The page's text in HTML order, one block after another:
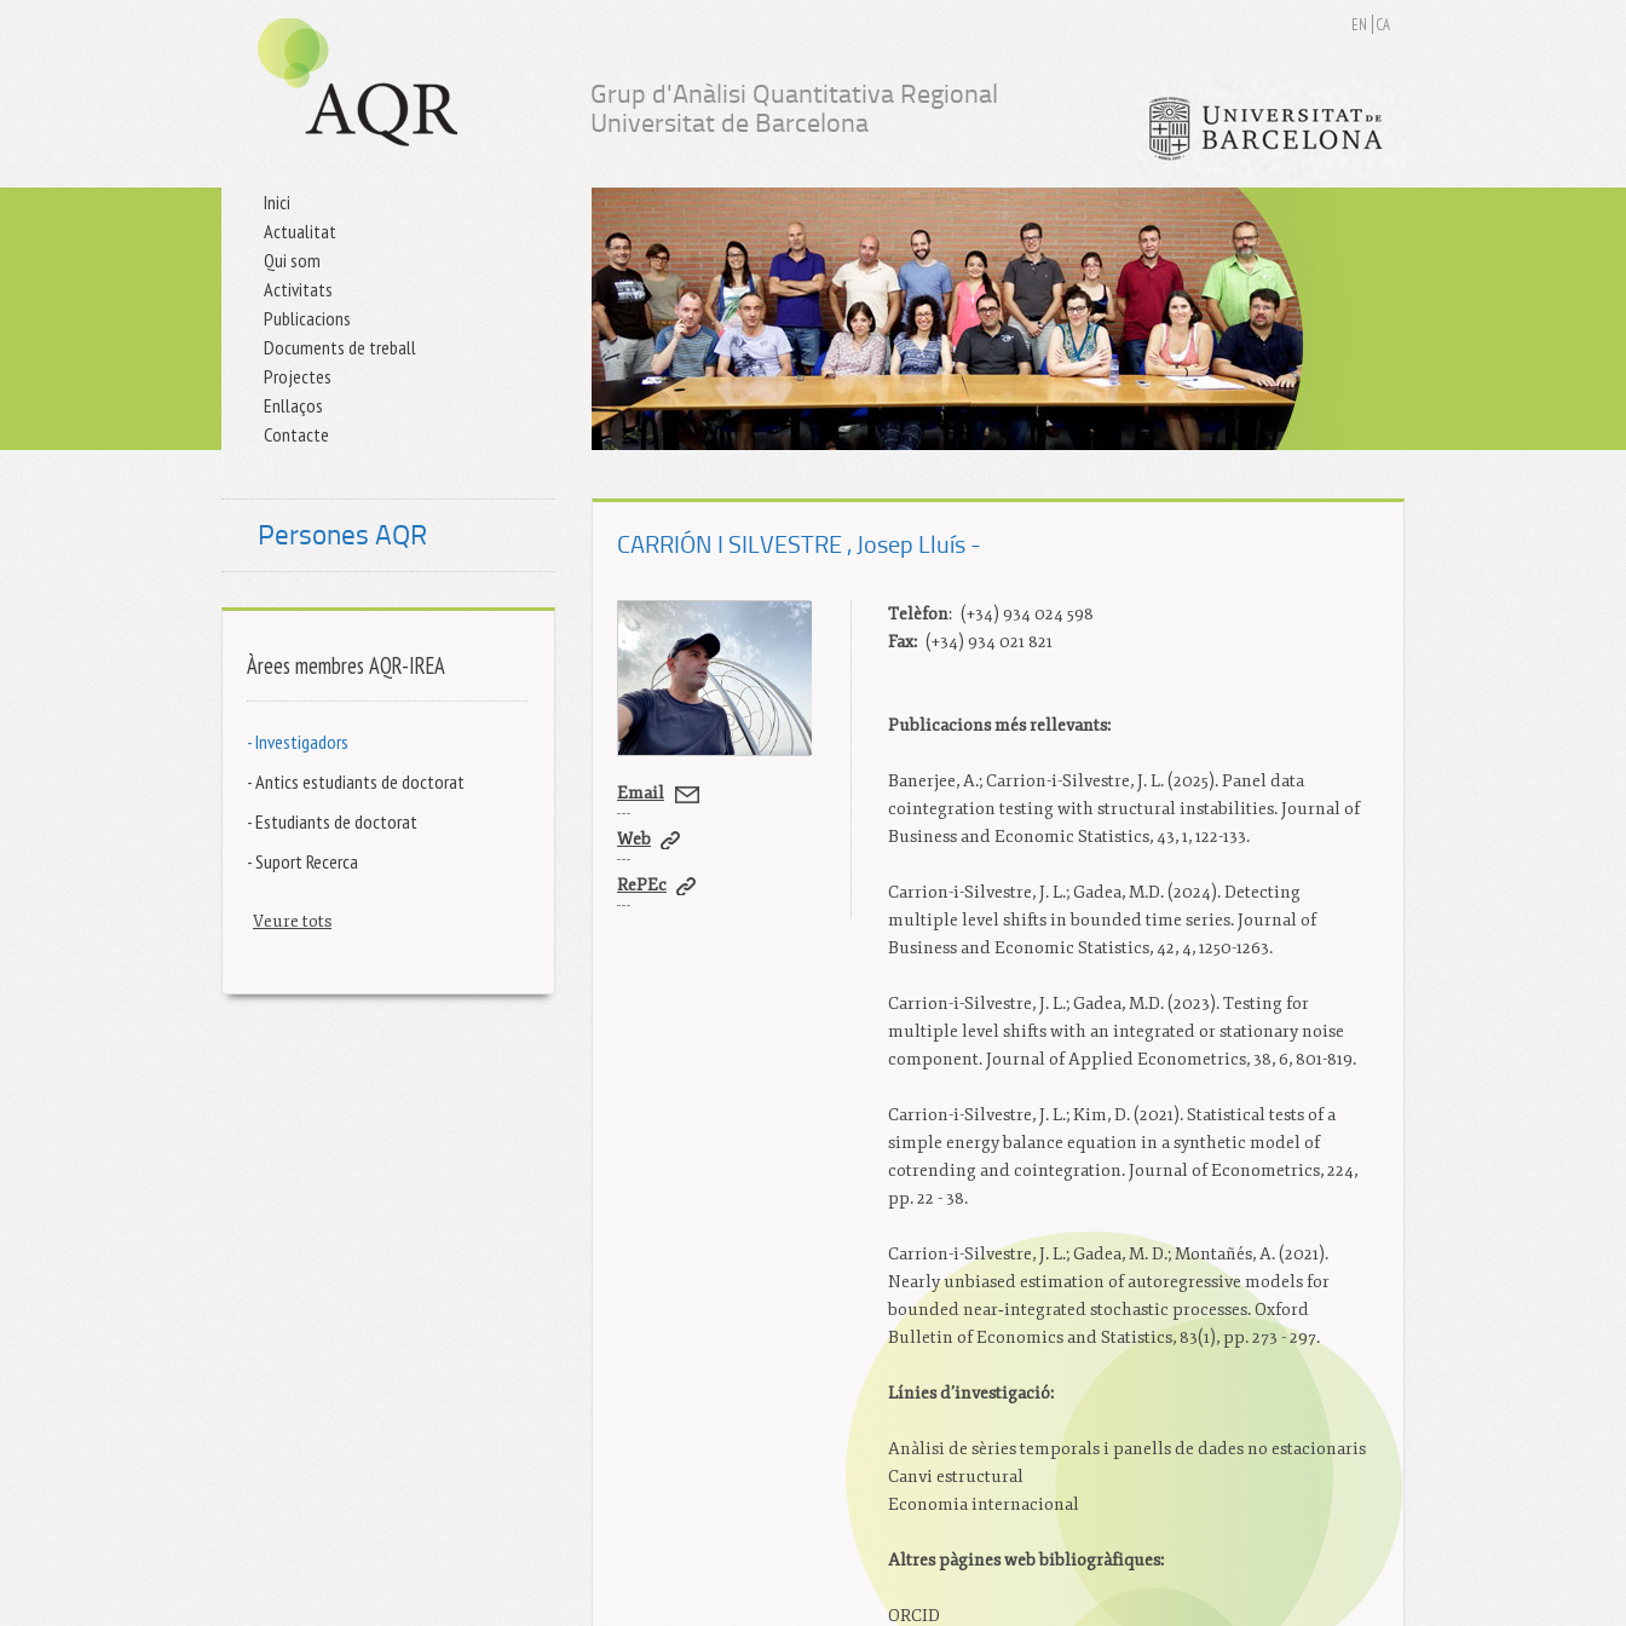
Grup d'Anàlisi Quantitativa Regional
Universitat de Barcelona
Inici
Actualitat
Qui som
Activitats
Publicacions
Documents de treball
Projectes
Enllaços
Contacte
EN CA
Persones AQR
Àrees membres AQR-IREA
- Investigadors
- Antics estudiants de doctorat
- Estudiants de doctorat
- Suport Recerca
Veure tots
CARRIÓN I SILVESTRE, Josep Lluís -
Email
Web
RePEc
Telèfon: (+34) 934 024 598
Fax: (+34) 934 021 821
Publicacions més rellevants:
Banerjee, A.; Carrion-i-Silvestre, J. L. (2025). Panel data
cointegration testing with structural instabilities. Journal of
Business and Economic Statistics, 43, 1, 122-133.
Carrion-i-Silvestre, J. L.; Gadea, M.D. (2024). Detecting
multiple level shifts in bounded time series. Journal of
Business and Economic Statistics, 42, 4, 1250-1263.
Carrion-i-Silvestre, J. L.; Gadea, M.D. (2023). Testing for
multiple level shifts with an integrated or stationary noise
component. Journal of Applied Econometrics, 38, 6, 801-819.
Carrion-i-Silvestre, J. L.; Kim, D. (2021). Statistical tests of a
simple energy balance equation in a synthetic model of
cotrending and cointegration. Journal of Econometrics, 224,
pp. 22 - 38.
Carrion-i-Silvestre, J. L.; Gadea, M. D.; Montañés, A. (2021).
Nearly unbiased estimation of autoregressive models for
bounded near‐integrated stochastic processes. Oxford
Bulletin of Economics and Statistics, 83(1), pp. 273 - 297.
Línies d’investigació:
Anàlisi de sèries temporals i panells de dades no estacionaris
Canvi estructural
Economia internacional
Altres pàgines web bibliogràfiques:
ORCID